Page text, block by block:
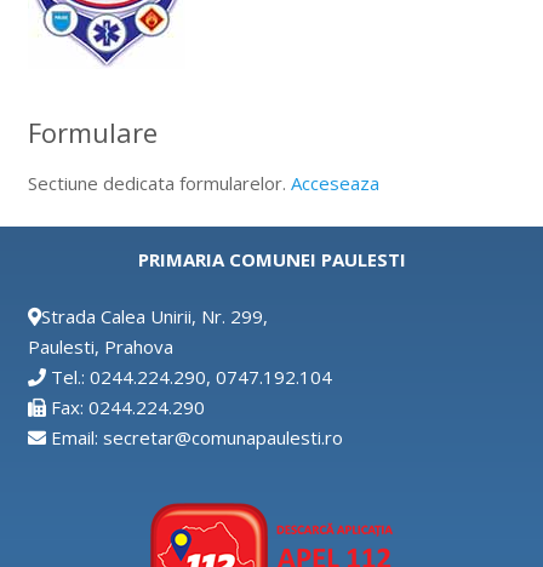
Formulare
Sectiune dedicata formularelor. Acceseaza
PRIMARIA COMUNEI PAULESTI
Strada Calea Unirii, Nr. 299,
Paulesti, Prahova
Tel.: 0244.224.290, 0747.192.104
Fax: 0244.224.290
Email: secretar@comunapaulesti.ro